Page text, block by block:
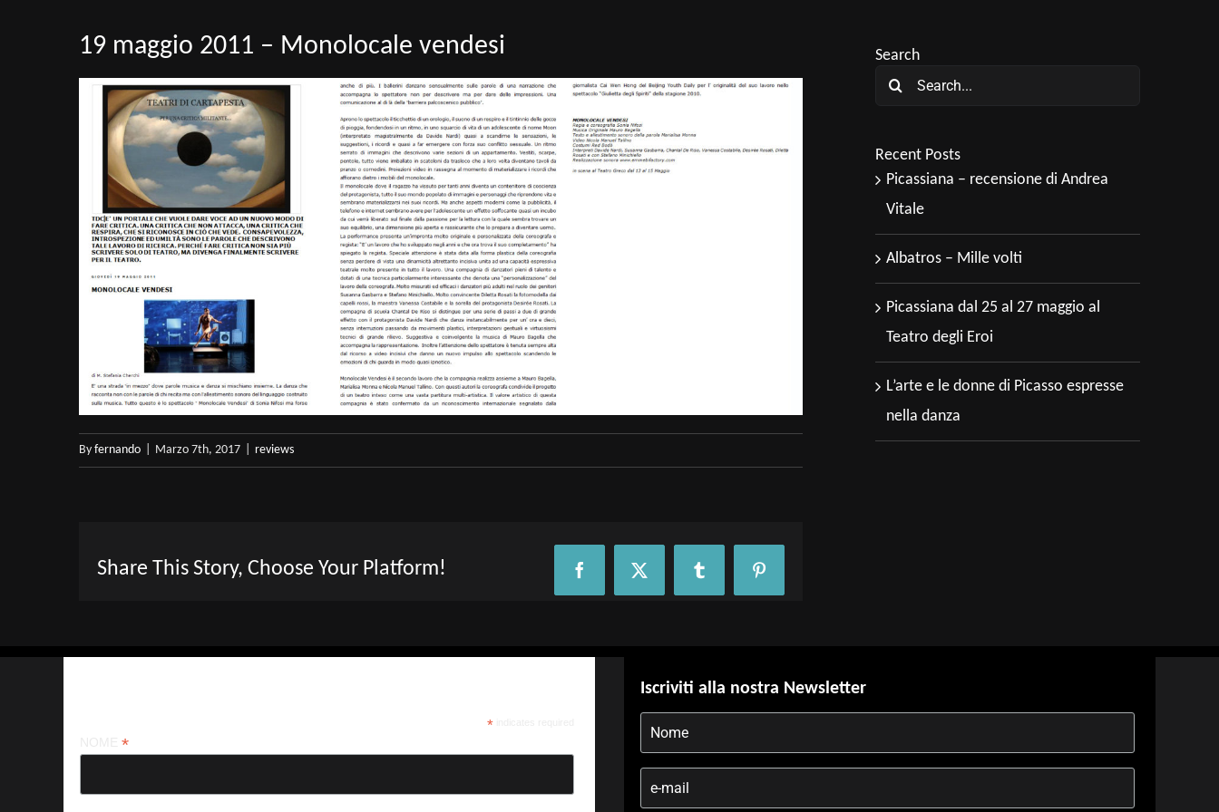
19 maggio 2011 – Monolocale vendesi
By fernando Marzo 7th, 2017 reviews
Share This Story, Choose Your Platform! FacebookX Tumblr Pinterest
Search
Search
Recent Posts
Picassiana – recensione di Andrea
Vitale
Albatros – Mille volti
Picassiana dal 25 al 27 maggio al
Teatro degli Eroi
L’arte e le donne di Picasso espresse
nella danza
*
*
Iscriviti alla nostra Newsletter